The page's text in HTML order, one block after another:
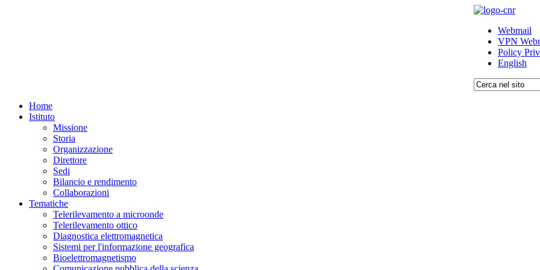
Webmail
VPN
Policy
English
Home
Istituto
Missione
Storia
Organizzazione
Direttore
Sedi
Bilancio e rendimento
Collaborazioni
Tematiche
Telerilevamento a microonde
Telerilevamento ottico
Diagnostica elettromagnetica
Sistemi per l'informazione geografica
Bioelettromagnetismo